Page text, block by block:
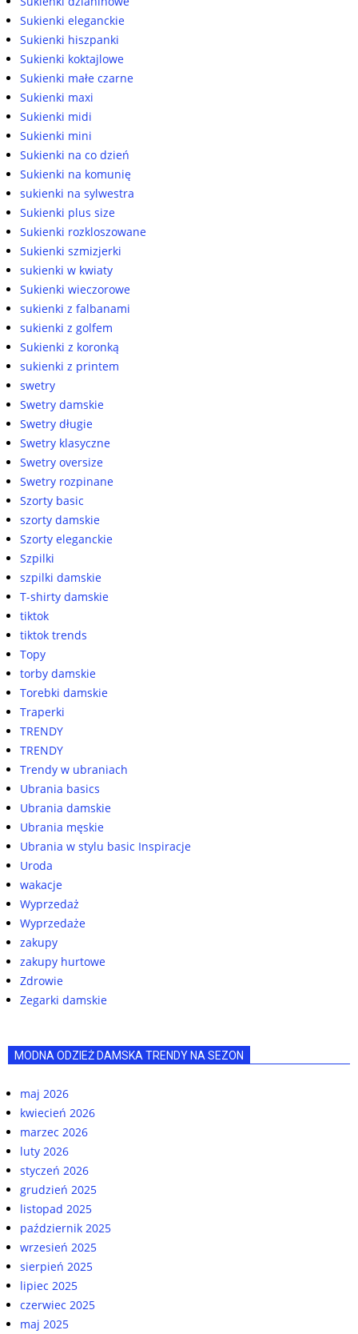
Sukienki eleganckie
Sukienki hiszpanki
Sukienki koktajlowe
Sukienki małe czarne
Sukienki maxi
Sukienki midi
Sukienki mini
Sukienki na co dzień
Sukienki na komunię
sukienki na sylwestra
Sukienki plus size
Sukienki rozkloszowane
Sukienki szmizjerki
sukienki w kwiaty
Sukienki wieczorowe
sukienki z falbanami
sukienki z golfem
Sukienki z koronką
sukienki z printem
swetry
Swetry damskie
Swetry długie
Swetry klasyczne
Swetry oversize
Swetry rozpinane
Szorty basic
szorty damskie
Szorty eleganckie
Szpilki
szpilki damskie
T-shirty damskie
tiktok
tiktok trends
Topy
torby damskie
Torebki damskie
Traperki
TRENDY
TRENDY
Trendy w ubraniach
Ubrania basics
Ubrania damskie
Ubrania męskie
Ubrania w stylu basic Inspiracje
Uroda
wakacje
Wyprzedaż
Wyprzedaże
zakupy
zakupy hurtowe
Zdrowie
Zegarki damskie
MODNA ODZIEŻ DAMSKA TRENDY NA SEZON
maj 2026
kwiecień 2026
marzec 2026
luty 2026
styczeń 2026
grudzień 2025
listopad 2025
październik 2025
wrzesień 2025
sierpień 2025
lipiec 2025
czerwiec 2025
maj 2025